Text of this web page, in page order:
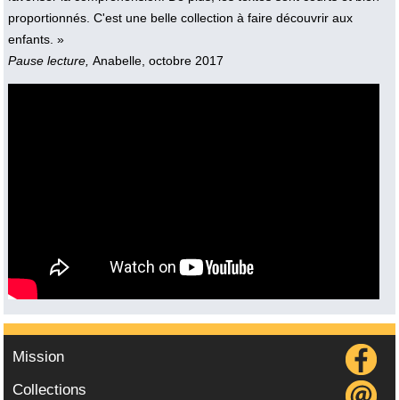
proportionnés. C'est une belle collection à faire découvrir aux
enfants. »
Pause lecture, Anabelle, octobre 2017
Mission
Collections